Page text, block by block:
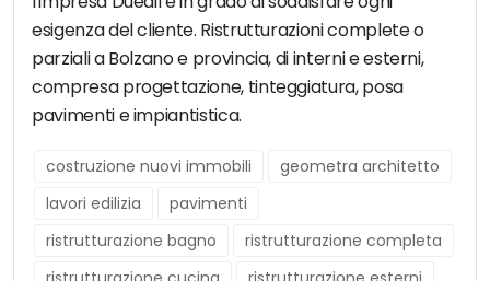
esigenza del cliente. Ristrutturazioni complete o
parziali a Bolzano e provincia, di interni e esterni,
compresa progettazione, tinteggiatura, posa
pavimenti e impiantistica.
costruzione nuovi immobili
geometra architetto
lavori edilizia
pavimenti
ristrutturazione bagno
ristrutturazione completa